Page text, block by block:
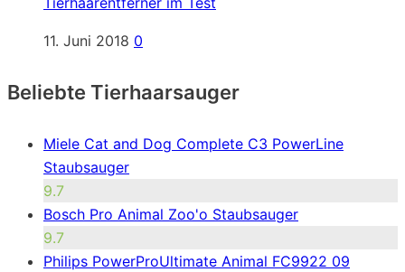
11. Juni 2018 0
Beliebte Tierhaarsauger
Miele Cat and Dog Complete C3 PowerLine
Staubsauger
9.7
Bosch Pro Animal Zoo'o Staubsauger
9.7
Philips PowerProUltimate Animal FC9922 09